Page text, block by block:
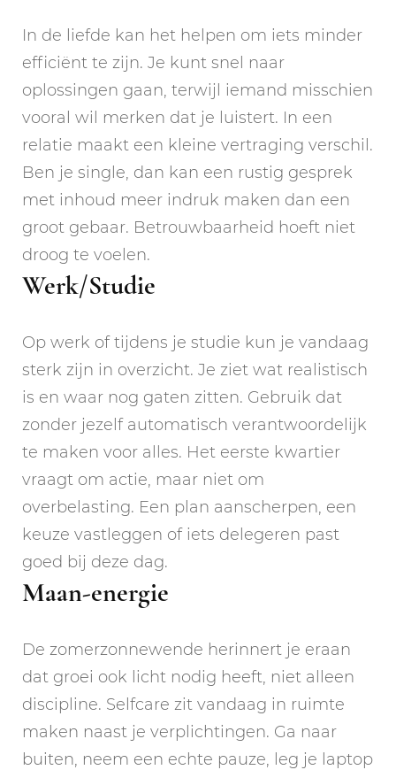
In de liefde kan het helpen om iets minder
efficiënt te zijn. Je kunt snel naar
oplossingen gaan, terwijl iemand misschien
vooral wil merken dat je luistert. In een
relatie maakt een kleine vertraging verschil.
Ben je single, dan kan een rustig gesprek
met inhoud meer indruk maken dan een
groot gebaar. Betrouwbaarheid hoeft niet
droog te voelen.
Werk/Studie
Op werk of tijdens je studie kun je vandaag
sterk zijn in overzicht. Je ziet wat realistisch
is en waar nog gaten zitten. Gebruik dat
zonder jezelf automatisch verantwoordelijk
te maken voor alles. Het eerste kwartier
vraagt om actie, maar niet om
overbelasting. Een plan aanscherpen, een
keuze vastleggen of iets delegeren past
goed bij deze dag.
Maan-energie
De zomerzonnewende herinnert je eraan
dat groei ook licht nodig heeft, niet alleen
discipline. Selfcare zit vandaag in ruimte
maken naast je verplichtingen. Ga naar
buiten, neem een echte pauze, leg je laptop